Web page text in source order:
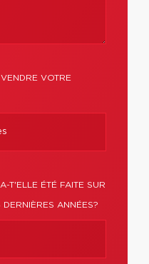
VOTRE
T'ELLE ÉTÉ FAITE SUR
ANNÉES?